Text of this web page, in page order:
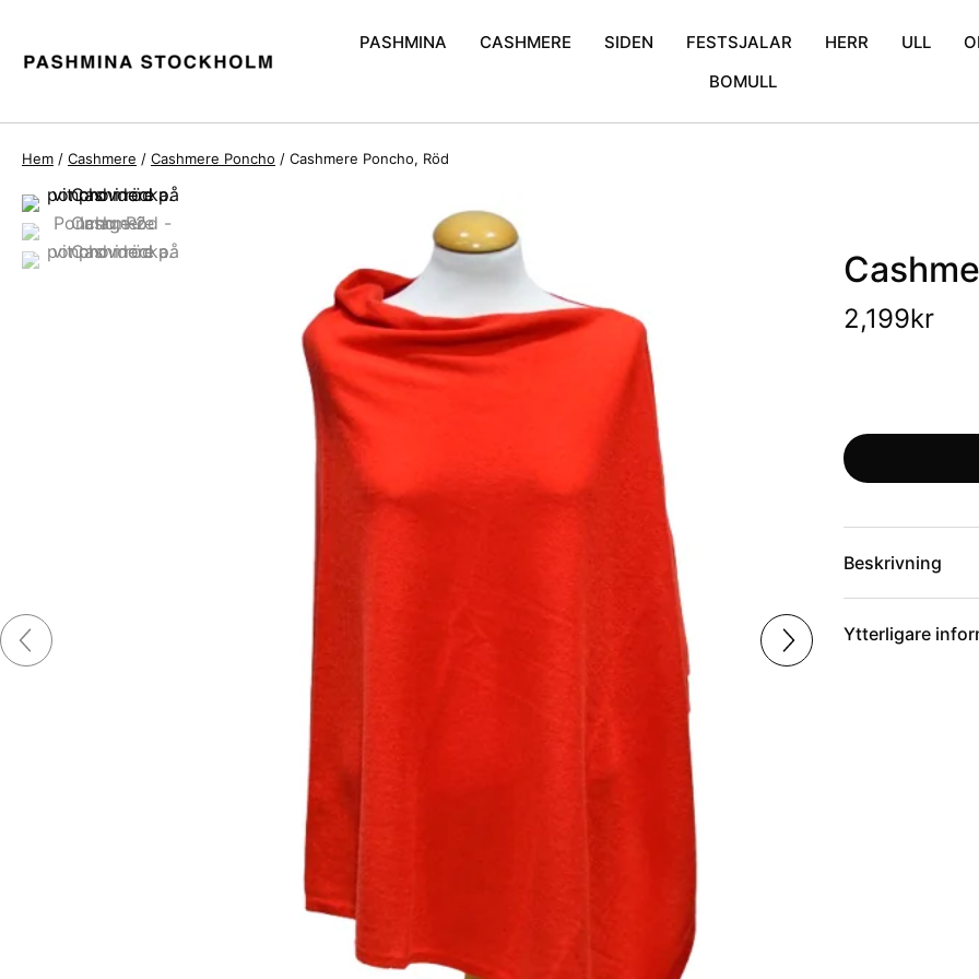
PASHMINA CASHMERE SIDEN FESTSJALAR
Bröllopssjalar
HERR ULL
BOMULL
Hem / Cashmere / Cashmere Poncho / Cashmere Poncho, Röd
2,199kr
Beskrivning
Ytterligare